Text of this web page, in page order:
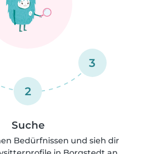
2
3
Suche
Bedürfnissen und sieh dir